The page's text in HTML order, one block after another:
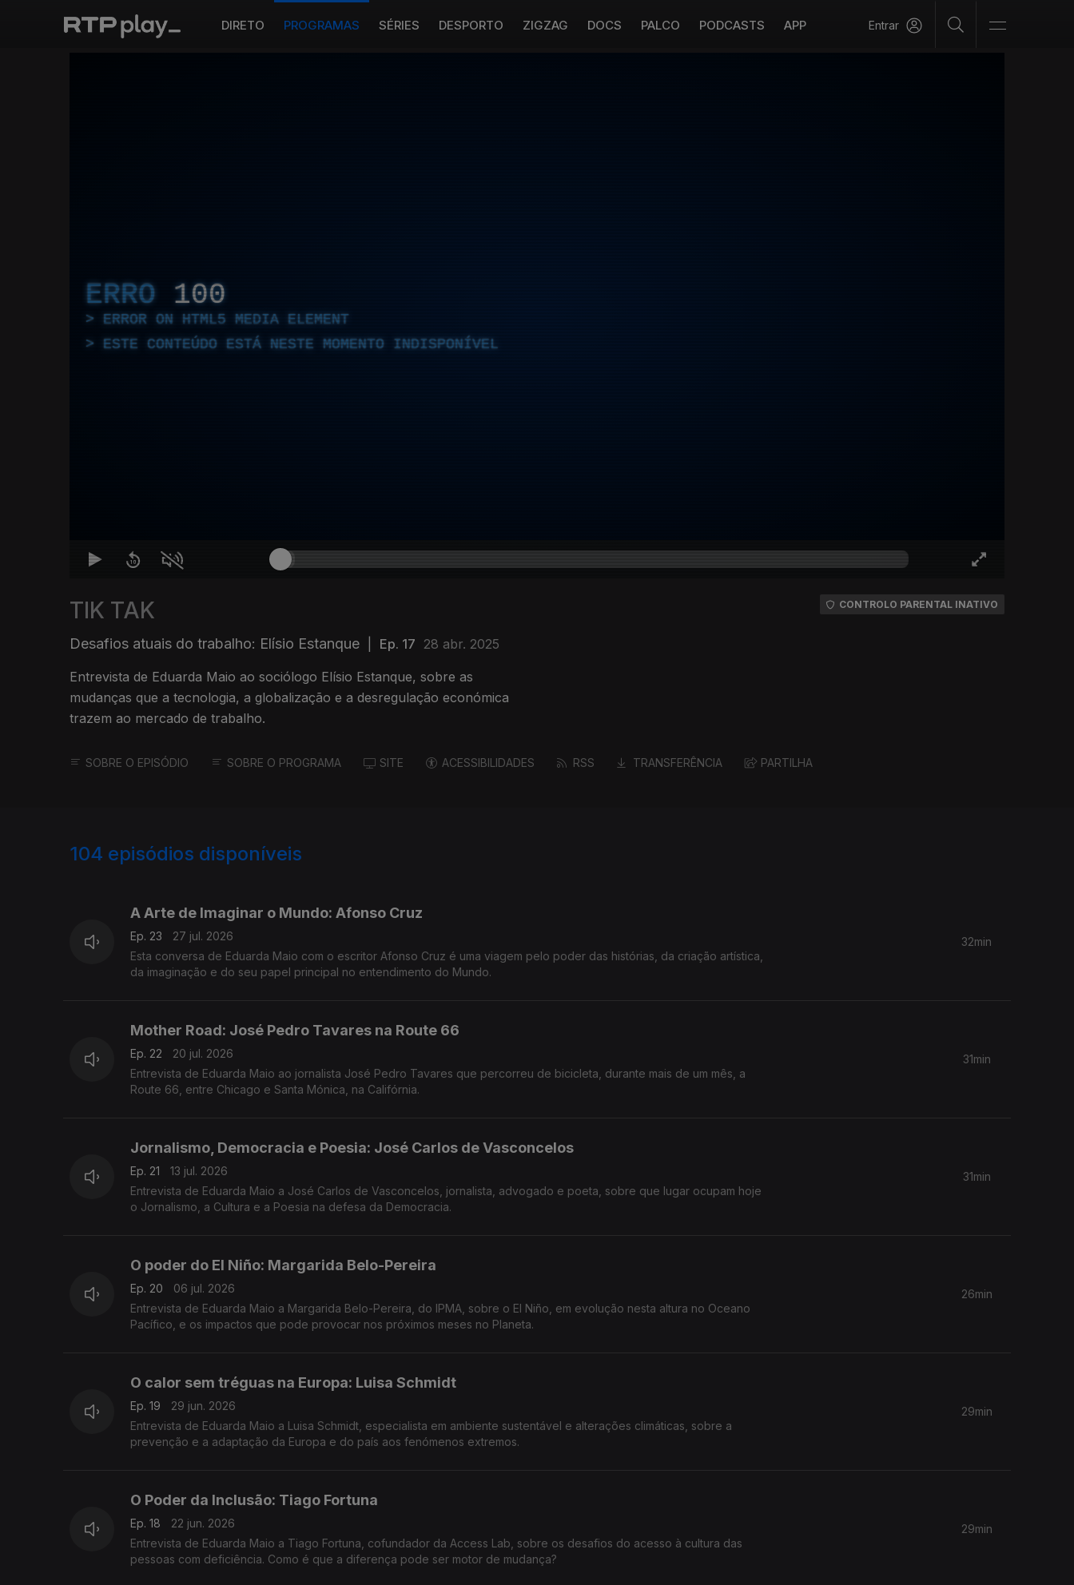
DIRETO PROGRAMAS SÉRIES DESPORTO ZIGZAG DOCS PALCO PODCASTS APP Entrar
ERRO 100
ERROR ON HTML5 MEDIA ELEMENT
ESTE CONTEÚDO ESTÁ NESTE MOMENTO INDISPONÍVEL
TIK TAK
Desafios atuais do trabalho: Elísio Estanque Ep. 17 28 abr. 2025
Entrevista de Eduarda Maio ao sociólogo Elísio Estanque, sobre as
mudanças que a tecnologia, a globalização e a desregulação económica
trazem ao mercado de trabalho.
CONTROLO PARENTAL INATIVO
SOBRE O EPISÓDIO SOBRE O PROGRAMA SITE ACESSIBILIDADES RSS TRANSFERÊNCIA PARTILHA
104 episódios disponíveis
A Arte de Imaginar o Mundo: Afonso Cruz
Ep. 23
27 jul. 2026
Esta conversa de Eduarda Maio com o escritor Afonso Cruz é uma viagem pelo poder das histórias, da criação artística,
da imaginação e do seu papel principal no entendimento do Mundo.
32min
Mother Road: José Pedro Tavares na Route 66
Ep. 22
20 jul. 2026
Entrevista de Eduarda Maio ao jornalista José Pedro Tavares que percorreu de bicicleta, durante mais de um mês, a
Route 66, entre Chicago e Santa Mónica, na Califórnia.
31min
Jornalismo, Democracia e Poesia: José Carlos de Vasconcelos
Ep. 21
13 jul. 2026
Entrevista de Eduarda Maio a José Carlos de Vasconcelos, jornalista, advogado e poeta, sobre que lugar ocupam hoje
o Jornalismo, a Cultura e a Poesia na defesa da Democracia.
31min
O poder do El Niño: Margarida Belo-Pereira
Ep. 20
06 jul. 2026
Entrevista de Eduarda Maio a Margarida Belo-Pereira, do IPMA, sobre o El Niño, em evolução nesta altura no Oceano
Pacífico, e os impactos que pode provocar nos próximos meses no Planeta.
26min
O calor sem tréguas na Europa: Luisa Schmidt
Ep. 19
29 jun. 2026
Entrevista de Eduarda Maio a Luisa Schmidt, especialista em ambiente sustentável e alterações climáticas, sobre a
prevenção e a adaptação da Europa e do país aos fenómenos extremos.
29min
O Poder da Inclusão: Tiago Fortuna
Ep. 18
22 jun. 2026
Entrevista de Eduarda Maio a Tiago Fortuna, cofundador da Access Lab, sobre os desafios do acesso à cultura das
pessoas com deficiência. Como é que a diferença pode ser motor de mudança?
29min